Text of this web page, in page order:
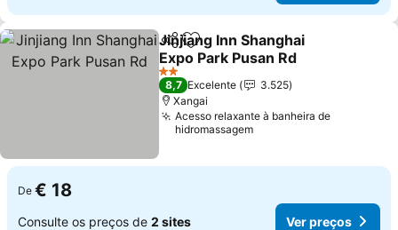
PartilharAdicionar aos favoritos
Jinjiang Inn Shanghai
Expo Park Pusan Rd
2 Estrelas
8,7 Excelente
3.525
Xangai
Acesso relaxante à banheira de
hidromassagem
De € 18
Consulte os preços de 2 sites Ver preços